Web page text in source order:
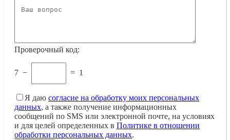
Проверочный код:
7 − = 1
Я даю согласие на обработку моих персональных
данных, а также получение информационных
сообщений по SMS или электронной почте, на условиях
и для целей определенных в Политике в отношении
обработки персональных данных.